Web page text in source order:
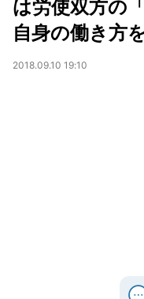
は労使双方の
自身の働き方
2018.09.10 19:10